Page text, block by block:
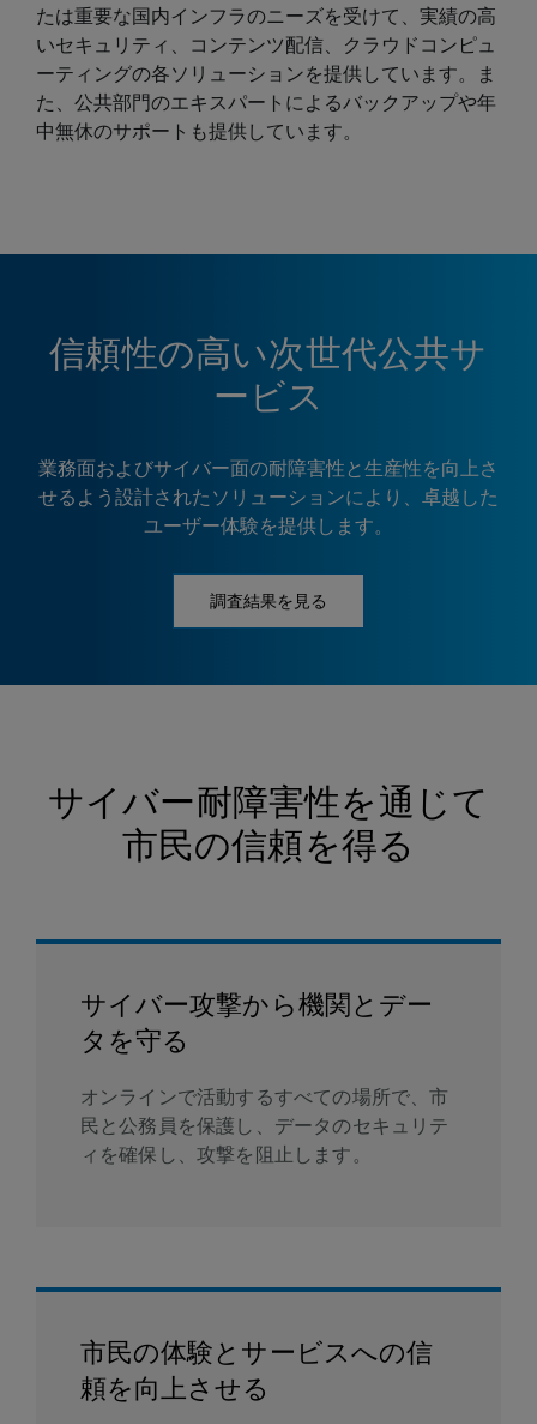
たは重要な国内インフラのニーズを受けて、実績の高
いセキュリティ、コンテンツ配信、クラウドコンピュ
ーティングの各ソリューションを提供しています。ま
た、公共部門のエキスパートによるバックアップや年
中無休のサポートも提供しています。
信頼性の高い次世代公共サ
ービス
業務面およびサイバー面の耐障害性と生産性を向上さ
せるよう設計されたソリューションにより、卓越した
ユーザー体験を提供します。
調査結果を見る
サイバー耐障害性を通じて
市民の信頼を得る
サイバー攻撃から機関とデー
タを守る
オンラインで活動するすべての場所で、市
民と公務員を保護し、データのセキュリテ
ィを確保し、攻撃を阻止します。
市民の体験とサービスへの信
頼を向上させる